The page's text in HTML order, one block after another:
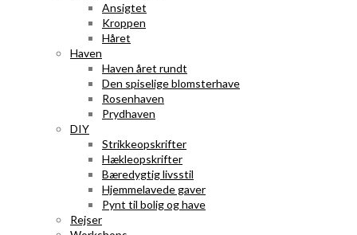
Ansigtet
Kroppen
Håret
Haven
Haven året rundt
Den spiselige blomsterhave
Rosenhaven
Prydhaven
DIY
Strikkeopskrifter
Hækleopskrifter
Bæredygtig livsstil
Hjemmelavede gaver
Pynt til bolig og have
Rejser